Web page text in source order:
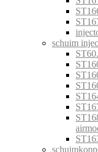
schuim